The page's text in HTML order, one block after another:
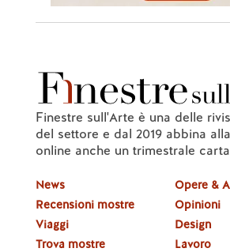
Finestre sull'Arte è una delle
del settore e dal 2019 abbina
online anche un trimestrale
News
Recensioni mostre
Viaggi
Trova mostre
Opere &
Opinioni
Design
Lavoro